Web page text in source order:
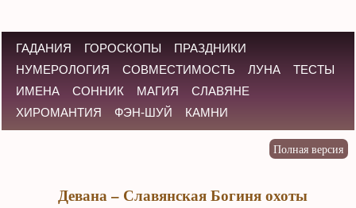
ГАДАНИЯ ГОРОСКОПЫ
ПРАЗДНИКИ
НУМЕРОЛОГИЯ
СОВМЕСТИМОСТЬ ЛУНА
ТЕСТЫ
ИМЕНА
СОННИК МАГИЯ
СЛАВЯНЕ
ХИРОМАНТИЯ
ФЭН-ШУЙ КАМНИ
Девана – Славянская Богиня охоты